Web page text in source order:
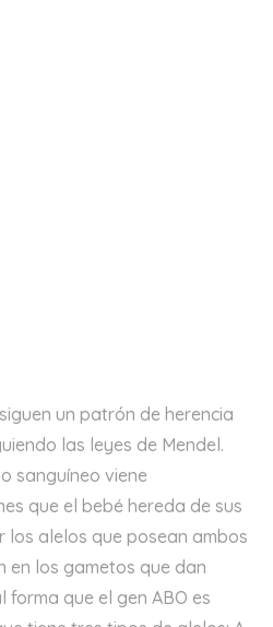
un patrón de herencia
las leyes de Mendel.
sanguíneo viene
que el bebé hereda de sus
los alelos que posean ambos
en los gametos que dan
forma que el gen ABO es